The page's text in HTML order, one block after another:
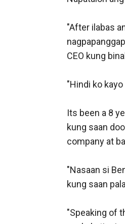
"After ilabas
CEO kung
"Hindi ko
Its been a 8
kung saan
company at
"Nasaan si
kung saan
"Speaking of